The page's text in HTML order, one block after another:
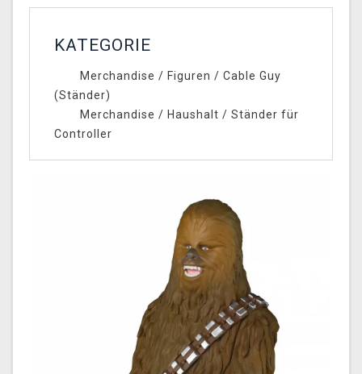
KATEGORIE
Merchandise / Figuren / Cable Guy
(Ständer)
Merchandise / Haushalt / Ständer für
Controller